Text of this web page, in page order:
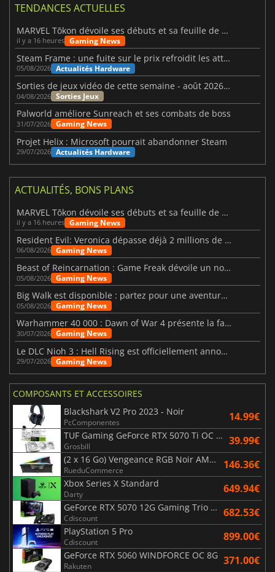
TENDANCES ACTUELLES
MARVEL Tōkon dévoile ses débuts et sa feuille de route
il y a 16 heures Gaming News
Steam Frame : une fuite sur le prix refroidit les attentes VR
05/08/2026 Actualités Hardware
Sorties de jeux vidéo de cette semaine - août 2026 (semaine 32)
04/08/2026 Sorties Jeux
Palworld améliore Sunreach et ses combats de boss
31/07/2026 Gaming News
Projet Helix : Microsoft pourrait abandonner Steam
29/07/2026 Actualités Hardware
ACTUALITÉS, BONS PLANS
MARVEL Tōkon dévoile ses débuts et sa feuille de route
il y a 16 heures Gaming News
Resident Evil: Veronica dépasse déjà 2 millions de wishlists
06/08/2026 Gaming News
Beast of Reincarnation : Game Freak dévoile un nouveau pari
05/08/2026 Gaming News
Big Walk est disponible : partez pour une aventure entre amis
05/08/2026 Gaming News
Warhammer 40 000 : Dawn of War 4 présente la faction des Nécrons
30/07/2026 Gaming News
Le DLC Nioh 3 : Hell Rising est officiellement annoncé
29/07/2026 Gaming News
COMPOSANTS ET ACCESSOIRES
Blackshark V2 Pro 2023 - Noir
PcComponentes 14.99€
TUF Gaming GeForce RTX 5070 Ti OC White Edition 16GB
Grosbill 39.99€
(2 x 16 Go) Vengeance RGB Noir AMD Expo 6000 MHz - CAS 30
RueduCommerce 146.36€
Xbox Series X Standard
Darty 649.94€
GeForce RTX 5070 12G Gaming Trio OC Black
Cdiscount 682.53€
PlayStation 5 Pro
Cdiscount 899.00€
GeForce RTX 5060 WINDFORCE OC 8G
Rakuten 371.00€